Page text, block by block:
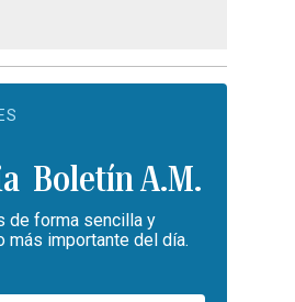
Boletín A.M.
de forma sencilla y
más importante del día.